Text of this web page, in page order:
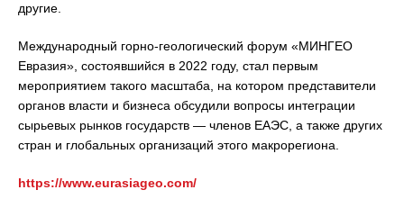
другие.
Международный горно-геологический форум «МИНГЕО
Евразия», состоявшийся в 2022 году, стал первым
мероприятием такого масштаба, на котором представители
органов власти и бизнеса обсудили вопросы интеграции
сырьевых рынков государств — членов ЕАЭС, а также других
стран и глобальных организаций этого макрорегиона.
https://www.eurasiageo.com/